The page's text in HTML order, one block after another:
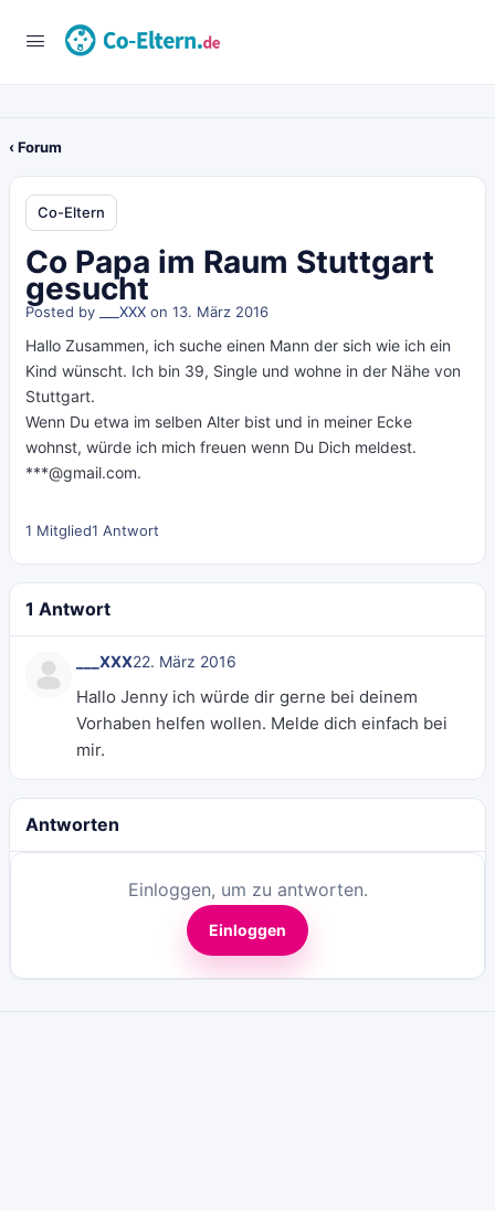
‹ Forum
Co-Eltern
Co Papa im Raum Stuttgart
gesucht
Posted by ___XXX on 13. März 2016
Hallo Zusammen, ich suche einen Mann der sich wie ich ein
Kind wünscht. Ich bin 39, Single und wohne in der Nähe von
Stuttgart.
Wenn Du etwa im selben Alter bist und in meiner Ecke
wohnst, würde ich mich freuen wenn Du Dich meldest.
***@gmail.com.
1 Mitglied1 Antwort
1 Antwort
___XXX22. März 2016
Hallo Jenny ich würde dir gerne bei deinem
Vorhaben helfen wollen. Melde dich einfach bei
mir.
Antworten
Einloggen, um zu antworten.
Einloggen